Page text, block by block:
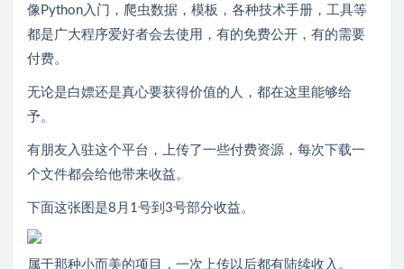
像Python入门，爬虫数据，模板，各种技术手册，工具等
都是广大程序爱好者会去使用，有的免费公开，有的需要
付费。
无论是白嫖还是真心要获得价值的人，都在这里能够给
予。
有朋友入驻这个平台，上传了一些付费资源，每次下载一
个文件都会给他带来收益。
下面这张图是8月1号到3号部分收益。
属于那种小而美的项目，一次上传以后都有陆续收入。